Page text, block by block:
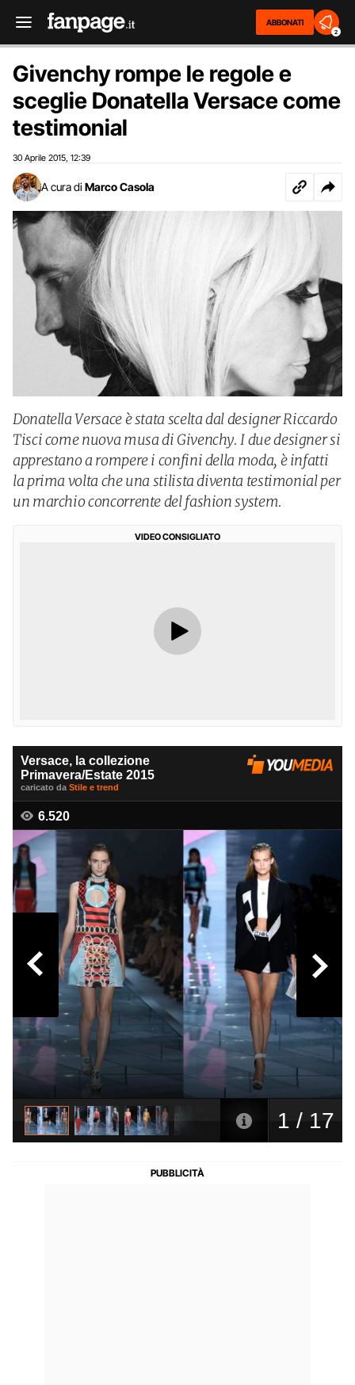
ABBONATI
2
Givenchy rompe le regole e
sceglie Donatella Versace come
testimonial
30 Aprile 2015 12:39
A cura di Marco Casola
Donatella Versace è stata scelta dal designer Riccardo
Tisci come nuova musa di Givenchy. I due designer si
apprestano a rompere i confini della moda, è infatti
la prima volta che una stilista diventa testimonial per
un marchio concorrente del fashion system.
VIDEO CONSIGLIATO